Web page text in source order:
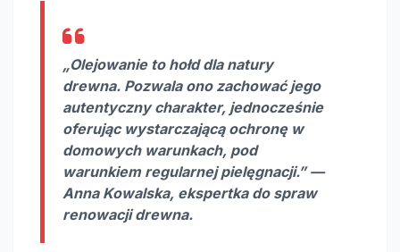
„Olejowanie to hołd dla natury
drewna. Pozwala ono zachować jego
autentyczny charakter, jednocześnie
oferując wystarczającą ochronę w
domowych warunkach, pod
warunkiem regularnej pielęgnacji.” —
Anna Kowalska, ekspertka do spraw
renowacji drewna.